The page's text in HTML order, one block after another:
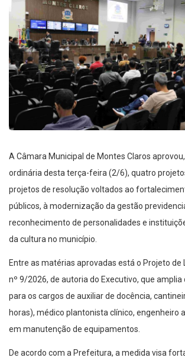
A Câmara Municipal de Montes Claros
ordinária desta terça-feira (2/6), quatro
projetos de resolução voltados ao
públicos, à modernização da gestão
reconhecimento de personalidades e
da cultura no município.
Entre as matérias aprovadas está o Projeto
nº 9/2026, de autoria do Executivo, que amplia
para os cargos de auxiliar de docência,
horas), médico plantonista clínico, engenheiro
em manutenção de equipamentos.
De acordo com a Prefeitura, a medida visa